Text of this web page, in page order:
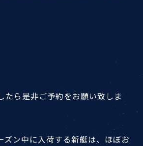
たら是非ご予約をお願い致しま
ズン中に入荷する新艇は、ほぼお